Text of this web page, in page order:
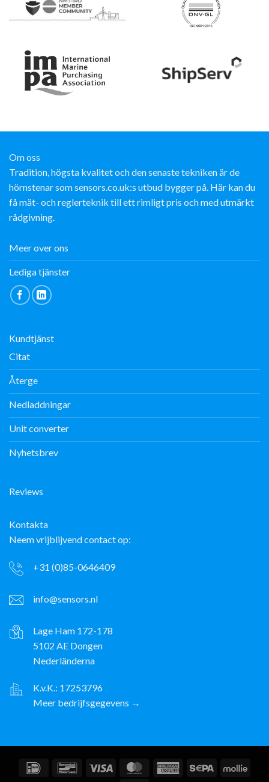
Om oss
Tradition, högsta kvalitet och den senaste tekniken är de
hörnstenar som sensors.co.uk:s utbud bygger på. Här kan du
få mät- och reglerteknik till ett rimligt pris och med utmärkt
rådgivning.
Meer over ons
Lediga tjänster
Kundtjänst
Citat
Återge
Nedladdningar
Unit converter
Nyhetsbrev
Reviews
Kontakta
Neem vrijblijvend contact op:
+31 (0)85-0646409
info@sensors.nl
Lage Ham 172-178
5102 AE Dongen
Nederländerna
K.v.K.: 17253796
Meer bedrijfsgegevens →
IDeal BancontactVisum MasterCardAmerican Sepa Mollie